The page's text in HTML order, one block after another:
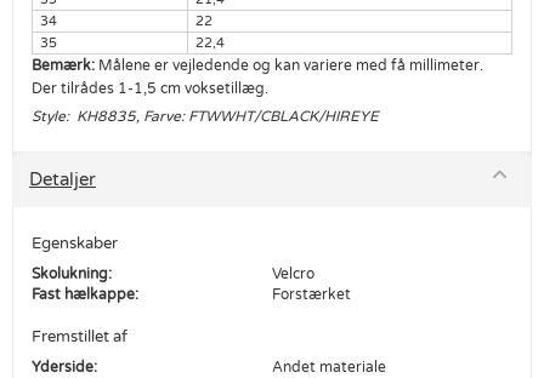
34
22
35
22,4
Bemærk: Målene er vejledende og kan variere med få millimeter.
Der tilrådes 1-1,5 cm voksetillæg.
Style: KH8835, Farve: FTWWHT/CBLACK/HIREYE
Detaljer
Egenskaber
Skolukning:
Velcro
Fast hælkappe:
Forstærket
Fremstillet af
Yderside:
Andet materiale